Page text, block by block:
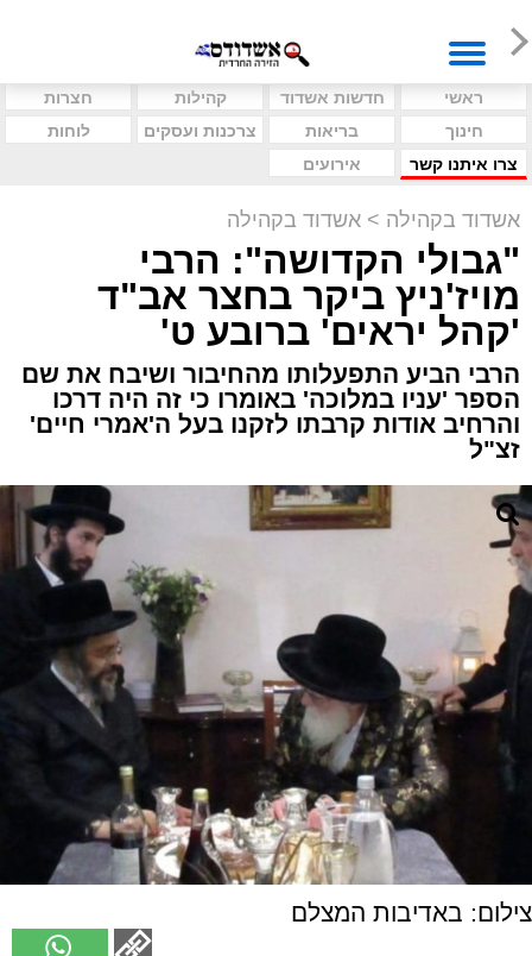
ראשי חדשות אשדוד קהילות
חצרות
חינוך
בריאות צרכנות ועסקים
לוחות
צרו איתנו קשר
אירועים
אשדוד בקהילה > אשדוד בקהילה
"גבולי הקדושה": הרבי
מויז'ניץ ביקר בחצר אב"ד
'קהל יראים' ברובע ט'
הרבי הביע התפעלותו מהחיבור ושיבח את שם
הספר 'עניו במלוכה' באומרו כי זה היה דרכו
והרחיב אודות קרבתו לזקנו בעל ה'אמרי חיים'
זצ"ל
צילום: באדיבות המצלם